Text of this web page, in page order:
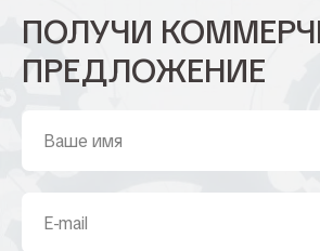
ПОЛУЧИ
ПРЕДЛОЖЕНИЕ